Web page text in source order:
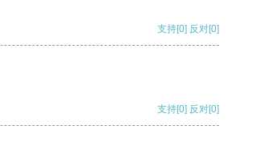
支持[0] 反对[0]
支持[0] 反对[0]